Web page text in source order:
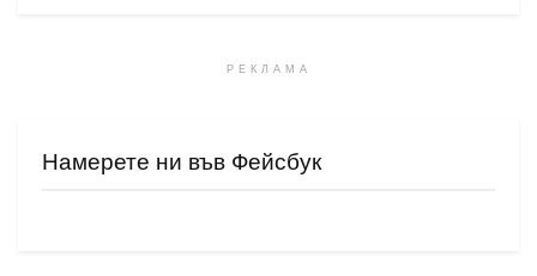
РЕКЛАМА
Намерете ни във Фейсбук